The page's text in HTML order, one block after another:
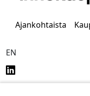
Ajankohtaista
EN